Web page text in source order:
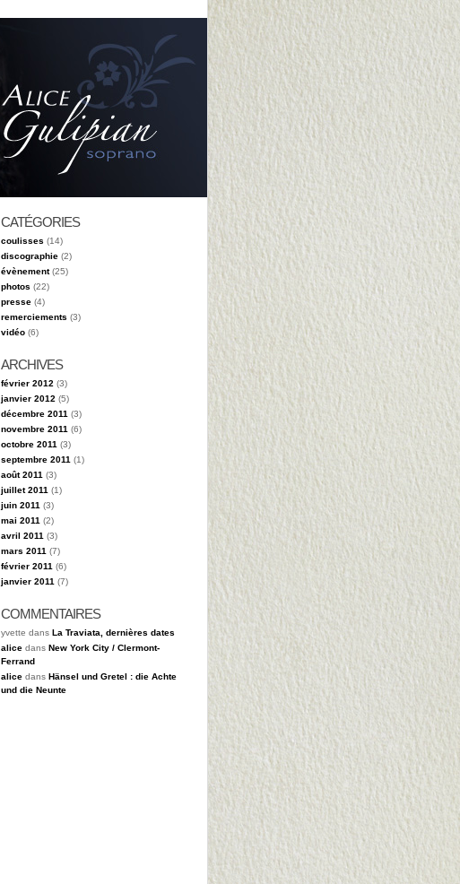
CATÉGORIES
coulisses (14)
discographie (2)
évènement(25)
photos (22)
presse (4)
remerciements (3)
vidéo (6)
ARCHIVES
février 2012 (3)
janvier 2012 (5)
décembre 2011 (3)
novembre 2011 (6)
octobre 2011 (3)
septembre 2011 (1)
août 2011 (3)
juillet 2011 (1)
juin 2011 (3)
mai 2011 (2)
avril 2011 (3)
mars 2011 (7)
février 2011 (6)
janvier 2011 (7)
COMMENTAIRES
yvette dans La Traviata, dernières dates
alice dans New York City / Clermont-
Ferrand
alice dans Hänsel und Gretel : die Achte
und die Neunte